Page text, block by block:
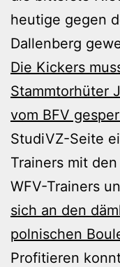
heutige gegen
Dallenberg
Die Kickers
Stammtorhüter
vom BFV
StudiVZ-Seite
Trainers mit
WFV-Trainers
sich an den
polnischen
Profitieren